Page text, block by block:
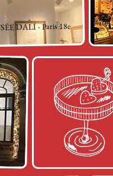
DALÍ - Paris 18e
7e